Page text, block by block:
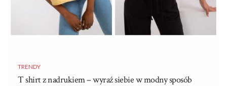
TRENDY
T shirt z nadrukiem – wyraź siebie w modny sposób